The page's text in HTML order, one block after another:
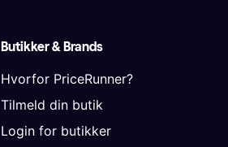
Butikker & Brands
Hvorfor PriceRunner?
Tilmeld din butik
Login for butikker